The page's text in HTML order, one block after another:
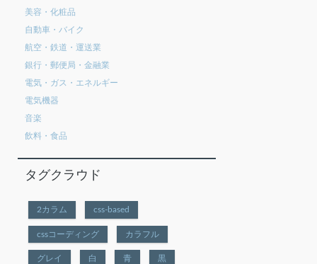
美容・化粧品
自動車・バイク
航空・鉄道・運送業
銀行・郵便局・金融業
電気・ガス・エネルギー
電気機器
音楽
飲料・食品
タグクラウド
2カラム css-based
cssコーディング カラフル
グレイ 白 青 黒